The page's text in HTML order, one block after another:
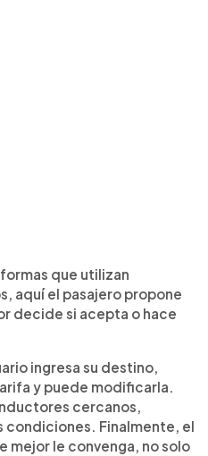
que utilizan
aquí el pasajero propone
decide si acepta o hace
ingresa su destino,
y puede modificarla.
cercanos,
condiciones. Finalmente, el
mejor le convenga, no solo